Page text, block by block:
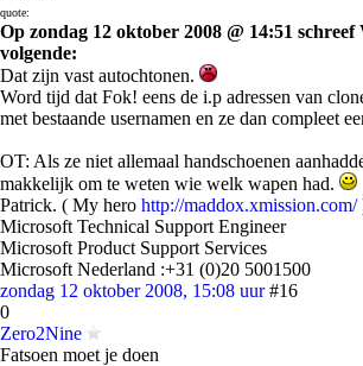
quote:
Op zondag 12 oktober 2008 @ 14:51
volgende:
Dat zijn vast autochtonen.
Word tijd dat Fok! eens de i.p adressen van
met bestaande usernamen en ze dan compleet
OT: Als ze niet allemaal handschoenen
makkelijk om te weten wie welk wapen had.
Patrick. ( My hero http://maddox.xmission.com/
Microsoft Technical Support Engineer
Microsoft Product Support Services
Microsoft Nederland :+31 (0)20 5001500
zondag 12 oktober 2008, 15:08 uur #16
0
Zero2Nine
Fatsoen moet je doen